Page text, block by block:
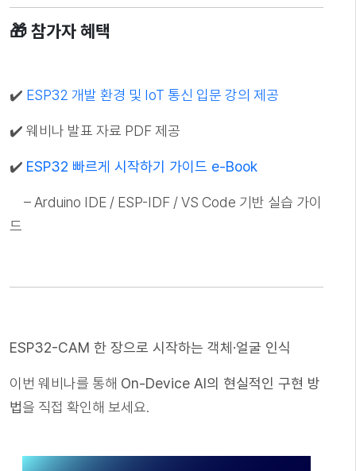
🎁 참가자 혜택
✔️ ESP32 개발 환경 및 IoT 통신 입문 강의 제공
✔️ 웨비나 발표 자료 PDF 제공
✔️ ESP32 빠르게 시작하기 가이드 e-Book
– Arduino IDE / ESP-IDF / VS Code 기반 실습 가이
드
ESP32-CAM 한 장으로 시작하는 객체·얼굴 인식
이번 웨비나를 통해 On-Device AI의 현실적인 구현 방
법을 직접 확인해 보세요.